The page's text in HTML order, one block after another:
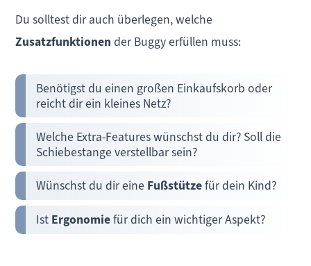
Du solltest dir auch überlegen, welche
Zusatzfunktionen der Buggy erfüllen muss:
Benötigst du einen großen Einkaufskorb oder
reicht dir ein kleines Netz?
Welche Extra-Features wünschst du dir? Soll die
Schiebestange verstellbar sein?
Wünschst du dir eine Fußstützefür dein Kind?
Ist Ergonomiefür dich ein wichtiger Aspekt?